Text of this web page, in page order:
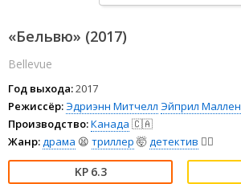
«Бельвю» (2017)
Bellevue
Год выхода:2017
Режиссёр:Эдриэнн Митчелл Эйприл Маллен
Производство:Канада 🇨🇦
Жанр:драма 😫 триллер 🤯детектив 🕵️‍♂️
6.3